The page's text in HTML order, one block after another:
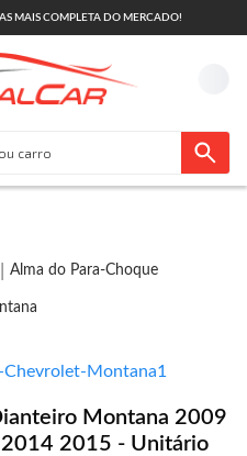
MAIS COMPLETA DO MERCADO!
Alma do Para-Choque
Montana 2009
2015 - Unitário